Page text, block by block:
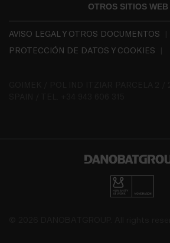
OTROS SITIOS WEB
AVISO LEGAL Y OTROS DOCUMENTOS
PROTECCIÓN DE DATOS Y COOKIES